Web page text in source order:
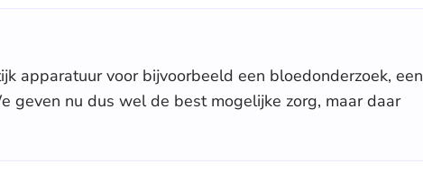
apparatuur voor bijvoorbeeld een bloedonderzoek, een
geven nu dus wel de best mogelijke zorg, maar daar